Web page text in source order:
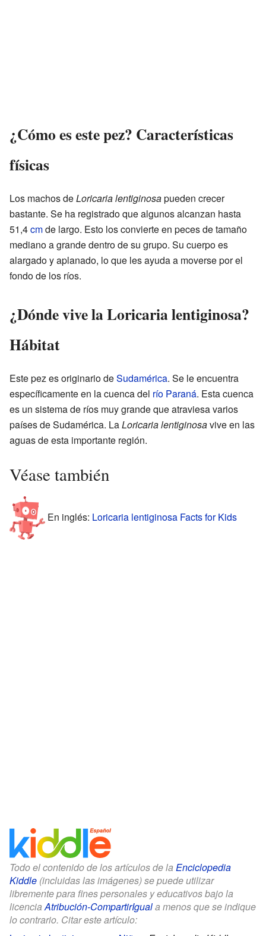
¿Cómo es este pez? Características
físicas
Los machos deLoricaria lentiginosapueden crecer
bastante. Se ha registrado que algunos alcanzan hasta
51,4cmde largo. Esto los convierte en peces de tamaño
mediano a grande dentro de su grupo. Su cuerpo es
alargado y aplanado, lo que les ayuda a moverse por el
fondo de los ríos.
¿Dónde vive la Loricaria lentiginosa?
Hábitat
Este pez es originario deSudamérica. Se le encuentra
específicamente en la cuenca del río Paraná. Esta cuenca
es un sistema de ríos muy grande que atraviesa varios
países de Sudamérica. LaLoricaria lentiginosavive en las
aguas de esta importante región.
Véase también
En inglés: Loricaria lentiginosa Facts for Kids
Todo el contenido de los artículos de la Enciclopedia
Kiddle (incluidas las imágenes) se puede utilizar
libremente para fines personales y educativos bajo la
licenciaAtribución-CompartirIguala menos que se indique
lo contrario. Citar este artículo: